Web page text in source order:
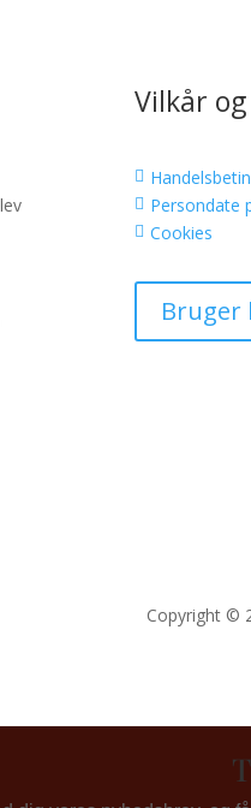
Vilkår

 Persondate
 Cookies
Bruger
Copyright ©